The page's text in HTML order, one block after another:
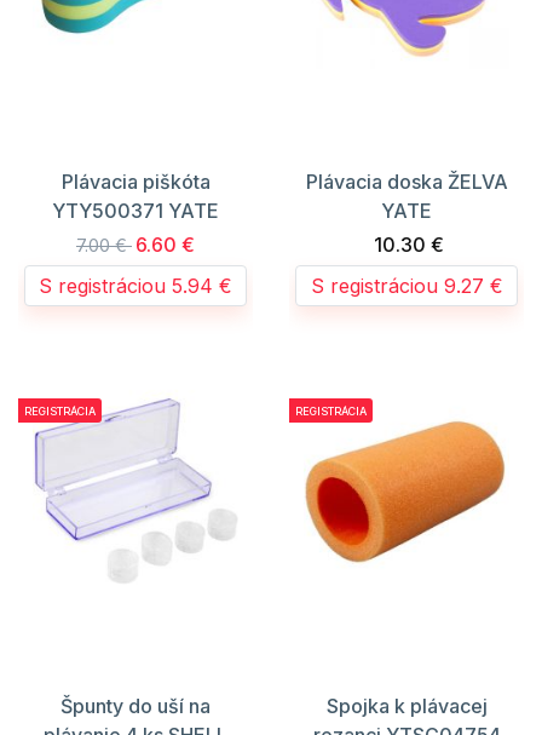
Plávacia piškóta
YTY500371 YATE
7.00 € 6.60 €
S registráciou 5.94 €
Plávacia doska ŽELVA
YATE
10.30 €
S registráciou 9.27 €
REGISTRÁCIA
Špunty do uší na
REGISTRÁCIA
Spojka k plávacej